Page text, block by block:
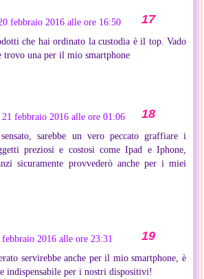
febbraio 2016 alle ore 16:50
che hai ordinato la custodia è il top. Vado
trovo una per il mio smartphone
21 febbraio 2016 alle ore 01:06
sarebbe un vero peccato graffiare i
preziosi e costosi come Ipad e Iphone,
sicuramente provvederò anche per i miei
febbraio 2016 alle ore 23:31
servirebbe anche per il mio smartphone, è
indispensabile per i nostri dispositivi!